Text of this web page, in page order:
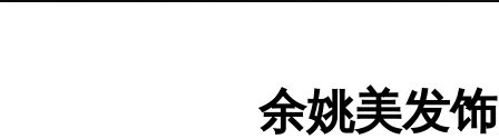
余姚美发